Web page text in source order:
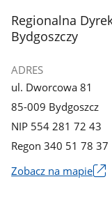
stopka
Regionalna
Bydgoszczy
ADRES
ul. Dworcowa 81
85-009 Bydgoszcz
NIP 554 281 72 43
Regon 340 51 78 37
Zobacz na mapie